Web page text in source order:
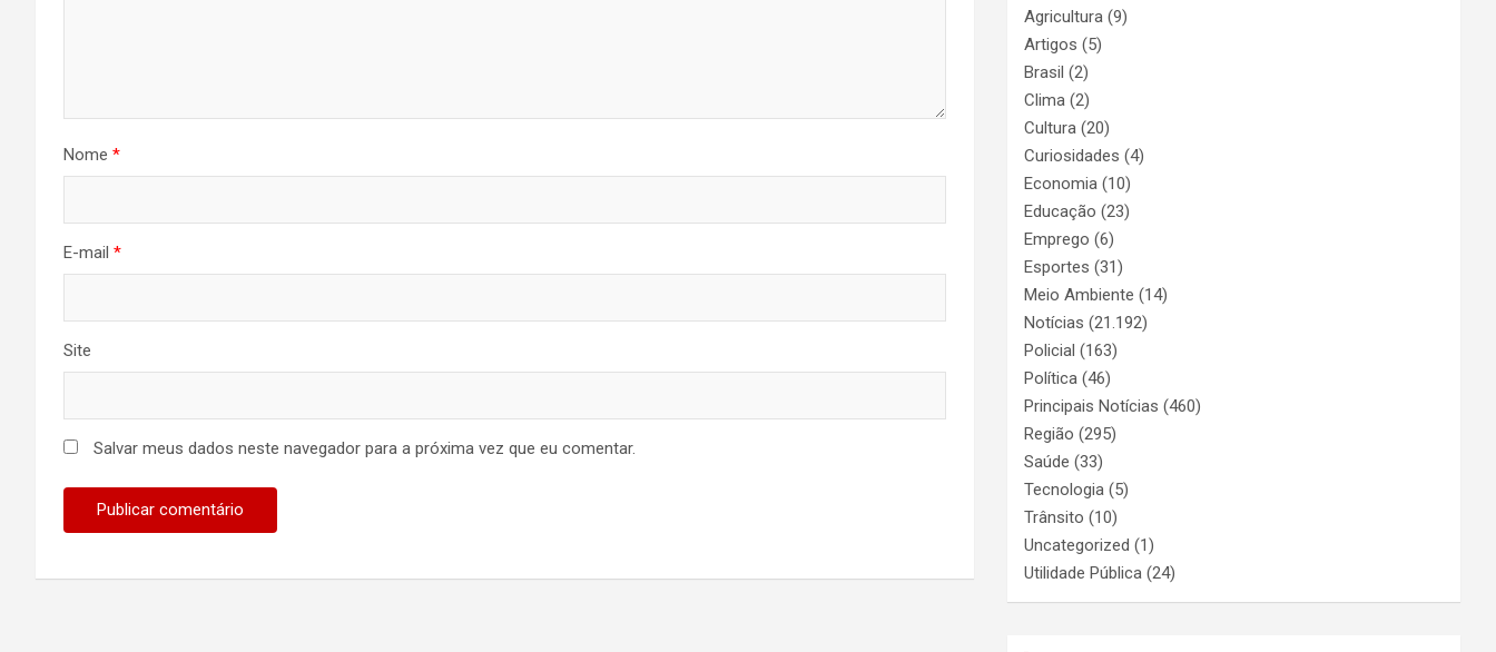
Nome *
E-mail *
Site
Salvar meus dados neste navegador para a próxima vez que eu comentar.
Agricultura (9)
Artigos (5)
Brasil (2)
Clima (2)
Cultura (20)
Curiosidades (4)
Economia (10)
Educação (23)
Emprego (6)
Esportes (31)
Meio Ambiente (14)
Notícias (21.192)
Policial (163)
Política (46)
Principais Notícias (460)
Região (295)
Saúde (33)
Tecnologia (5)
Trânsito (10)
Uncategorized (1)
Utilidade Pública (24)